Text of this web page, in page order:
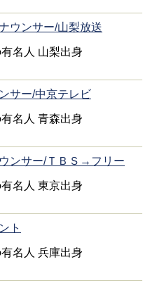
ウンサー/山梨放送
名人 山梨出身
サー/中京テレビ
名人 青森出身
ンサー/ＴＢＳ→フリー
名人 東京出身
ト
名人 兵庫出身